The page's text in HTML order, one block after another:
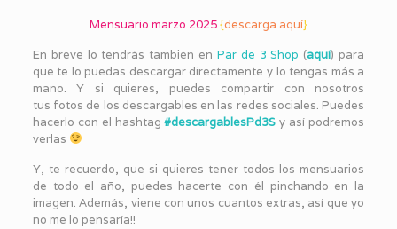
Mensuario marzo 2025{descarga aquí}
En breve lo tendrás también en Par de 3 Shop (aquí) para
que te lo puedas descargar directamente y lo tengas más a
mano. Y si quieres, puedes compartir con nosotros
tus fotos de los descargables en las redes sociales. Puedes
hacerlo con el hashtag#descargablesPd3S y así podremos
verlas
Y, te recuerdo, que si quieres tener todos los mensuarios
de todo el año, puedes hacerte con él pinchando en la
imagen. Además, viene con unos cuantos extras, así que yo
no me lo pensaría!!